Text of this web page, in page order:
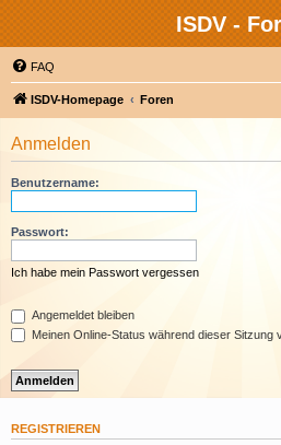
ISDV -
FAQ
ISDV-Homepage Foren
Anmelden
Benutzername:
Passwort:
Ich habe mein Passwort vergessen
Angemeldet bleiben
Meinen Online-Status während dieser Sitzung
REGISTRIEREN